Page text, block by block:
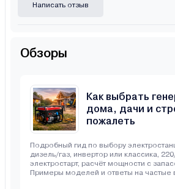
Написать отзыв
Обзоры
Как выбрать
дома, дачи и
пожалеть
Подробный гид по выбору
дизель/газ, инвертор или классика,
электростарт, расчёт мощности с
Примеры моделей и ответы на частые